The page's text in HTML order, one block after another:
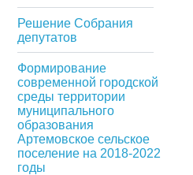
Решение Собрания
депутатов
Формирование
современной городской
среды территории
муниципального
образования
Артемовское сельское
поселение на 2018-2022
годы